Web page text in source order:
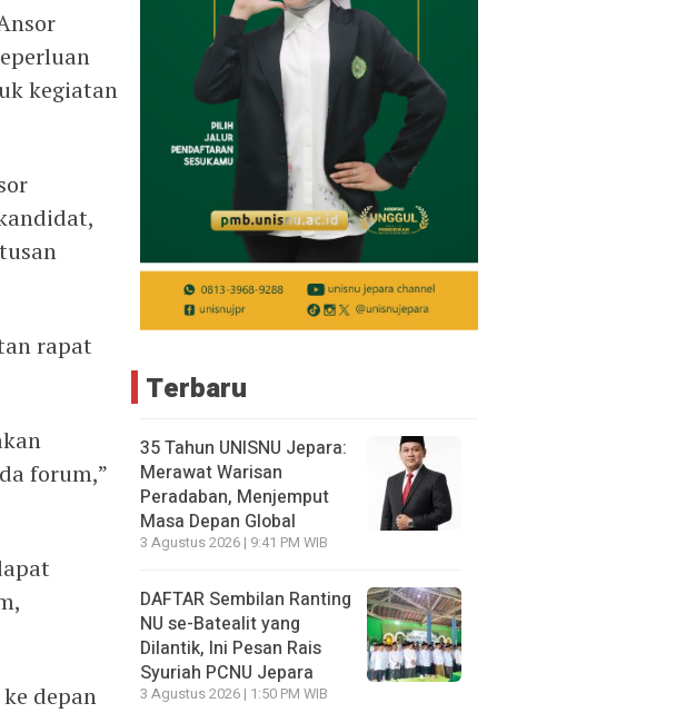
kegiatan
rapat
forum,”
depan
Terbaru
35 Tahun UNISNU Jepara:
Merawat Warisan
Peradaban, Menjemput
Masa Depan Global
3 Agustus 2026 | 9:41 PM WIB
DAFTAR Sembilan Ranting
NU se-Batealit yang
Dilantik, Ini Pesan Rais
Syuriah PCNU Jepara
3 Agustus 2026 | 1:50 PM WIB